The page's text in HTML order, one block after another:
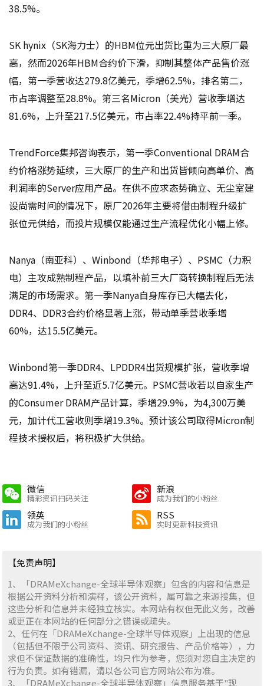
38.5%。
SK hynix（SK海力士）的HBM位元出货比重为三大原厂最
高，然而2026年HBM合约价下滑，抑制其整体产品售价涨
幅，第一季营收达279.8亿美元，季增62.5%，排名第二，
市占率调整至28.8%。第三名Micron（美光）营收季增达
81.6%，上升至217.5亿美元，市占率22.4%持平前一季。
TrendForce集邦咨询表示，第一季Conventional DRAM合
约价格涨势延续，三大原厂的生产和出货皆倾向高单价、高
利润率的Server应用产品。在供不应求态势确立、无尘室建
设尚需时间的情况下，原厂2026年主要将借由制程升级扩
张位元供给，而投片规模仅能通过生产流程优化小幅上修。
Nanya（南亚科）、Winbond（华邦电子）、PSMC（力积
电）主攻成熟制程产品，以填补前三大厂商转换制程后无法
满足的市场需求。第一季Nanya自身库存已大幅去化，
DDR4、DDR3合约价格显著上涨，带动单季营收季增
60%，达15.5亿美元。
Winbond第一季DDR4、LPDDR4出货规模扩张，营收季增
高达91.4%，上升至近5.7亿美元。PSMC营收若以自家生产
的Consumer DRAM产品计算，季增29.9%，为4,300万美
元，加计代工营收则季增19.3%。预计该公司取得Micron制
程技术授权后，将积极扩大供给。
微信
精彩资讯扫码关注
新浪
成为我们的小粉丝
领英
成为我们的小粉丝
RSS
实时更新科技资讯
【免责声明】
1、「DRAMeXchange-全球半导体观察」包含的内容和信息是
根据公开资料分析和演释，该公开资料，属可靠之来源搜集，但
这些分析和信息并未经独立核实。本网站有权但无此义务，改善
或更正在本网站的任何部分之错误或疏失。
2、任何在「DRAMeXchange-全球半导体观察」上出现的信息
（包括但不限于公司资料、资讯、研究报告、产品价格等），力
求但不保证数据的准确性，均只作为参考，您须对您自主决定的
行为负责。如有错漏，请以各公司官方网站公布为准。
3、「DRAMeXchange-全球半导体观察」信息服务基于"现